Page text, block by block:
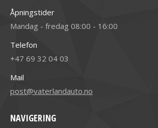
Åpningstider
Mandag - fredag 08:00 - 16:00
Telefon
+47 69 32 04 03
Mail
post@vaterlandauto.no
NAVIGERING